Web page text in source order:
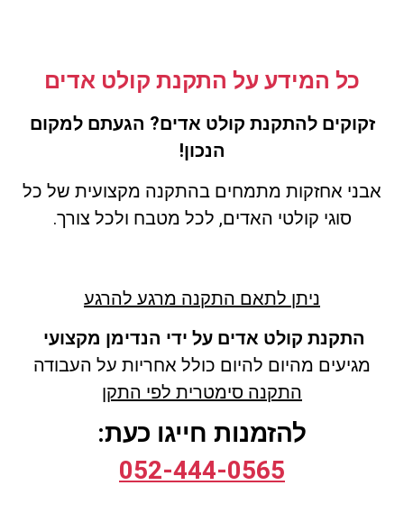
כל המידע על התקנת קולט אדים
זקוקים להתקנת קולט אדים? הגעתם למקום
הנכון!
אבני אחזקות מתמחים בהתקנה מקצועית של כל
סוגי קולטי האדים, לכל מטבח ולכל צורך.
ניתן לתאם התקנה מרגע להרגע
התקנת קולט אדים על ידי הנדימן מקצועי
מגיעים מהיום להיום כולל אחריות על העבודה
התקנה סימטרית לפי התקן
להזמנות חייגו כעת:
052-444-0565